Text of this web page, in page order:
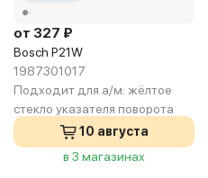
от 327 ₽
Bosch P21W
1987301017
Подходит для а/м: жёлтое
стекло указателя поворота
10 августа
в 3 магазинах